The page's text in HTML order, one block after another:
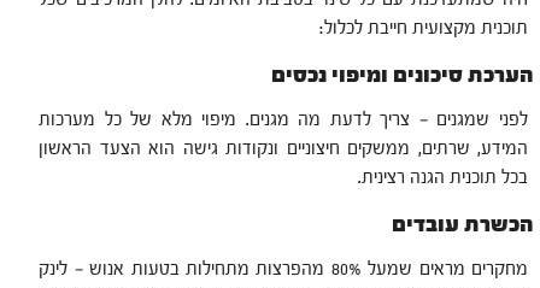
תוכנית מקצועית חייבת לכלול:
הערכת סיכונים ומיפוי נכסים
לפני שמגנים — צריך לדעת מה מגנים. מיפוי מלא של כל מערכות
המידע, שרתים, ממשקים חיצוניים ונקודות גישה הוא הצעד הראשון
בכל תוכנית הגנה רצינית.
הכשרת עובדים
מחקרים מראים שמעל 80% מהפרצות מתחילות בטעות אנוש — לינק